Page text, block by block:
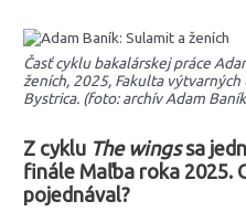
Časť cyklu bakalárskej práce
ženích, 2025, Fakulta
Bystrica. (foto: archív Adam
Z cyklu The wingssa
finále Maľba roka 2025.
pojednával?